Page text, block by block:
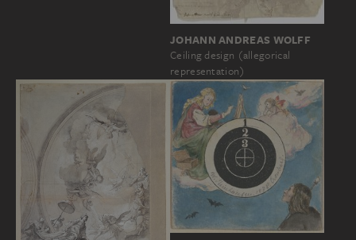
JOHANN ANDREAS WOLFF
Ceiling design (allegorical
representation)